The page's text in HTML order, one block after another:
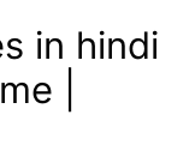
in hindi
|